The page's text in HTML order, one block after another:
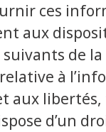
ces
aux
de la
à
aux
d’un